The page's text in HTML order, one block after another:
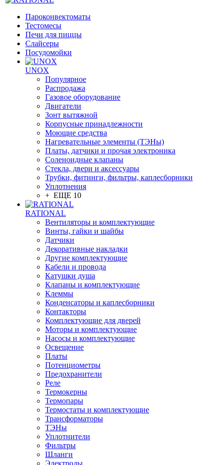
Пароконвектоматы
Тестомесы
Печи для пиццы
Слайсеры
Посудомойки
UNOX
Популярное
Распродажа
Газовое оборудование
Двигатели
Зонт вытяжной
Корпусные принадлежности
Моющие средства
Нагревательные элементы (ТЭНы)
Платы, датчики и прочая электроника
Соленоидные клапаны
Стекла, двери и аксессуары
Трубки, фитинги, фильтры, каплесборники
Уплотнения
+ ЕЩЕ 10
RATIONAL
Вентиляторы и комплектующие
Винты, гайки и шайбы
Датчики
Декоративные накладки
Другие комплектующие
Кабели и провода
Катушки душа
Клапаны и комплектующие
Клеммы
Конденсаторы и каплесборники
Контакторы
Комплектующие для дверей
Моторы и комплектующие
Насосы и комплектующие
Освещение
Платы
Потенциометры
Предохранители
Реле
Термокерны
Термопары
Термостаты и комплектующие
Трансформаторы
ТЭНы
Уплотнители
Фильтры
Шланги
Электроды